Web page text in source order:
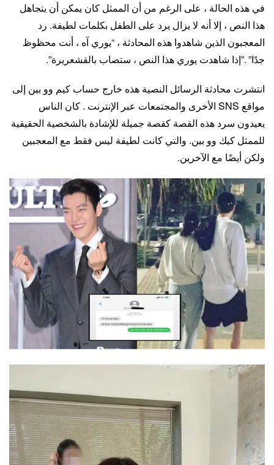
في هذه الحالة ، على الرغم من أن الممثل كان يمكن أن يتجاهل
هذا النص ، إلا أنه لا يزال يرد على الطفل بكلمات لطيفة. رد
المعجبون الذين شاهدوا هذه المحادثة ، “يوري آه ، أنت محظوظ
جدًا” .”إذا شاهدت يوري هذا النص ، ستصاب بالقشعريرة”.
انتشرت محادثة الرسائل النصية هذه خارج حساب كيم وو بين إلى
مواقع SNS الأخرى والمجتمعات عبر الإنترنت . كان الناس
يعيدون سرد هذه القصة كقصة جميلة للإشادة بالشخصية الحقيقية
للممثل كيك وو بين. والتي كانت لطيفة ليس فقط مع المعجبين
ولكن أيضًا مع الآخرين.